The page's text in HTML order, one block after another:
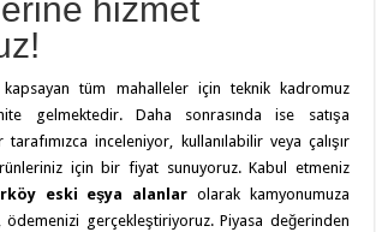
hizmet
kapsayan tüm mahalleler için teknik kadromuz
gelmektedir. Daha sonrasında ise satışa
inceleniyor, kullanılabilir veya çalışır
için bir fiyat sunuyoruz. Kabul etmeniz
eski eşya alanlar olarak kamyonumuza
ödemenizi gerçekleştiriyoruz. Piyasa değerinden